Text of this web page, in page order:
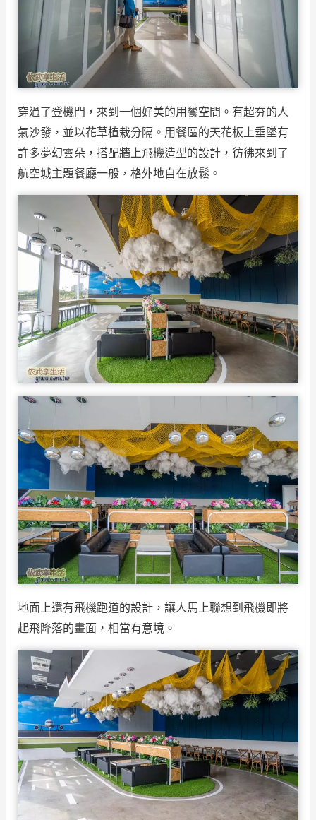
穿過了登機門，來到一個好美的用餐空間。有超夯的人
氣沙發，並以花草植栽分隔。用餐區的天花板上垂墜有
許多夢幻雲朵，搭配牆上飛機造型的設計，彷彿來到了
航空城主題餐廳一般，格外地自在放鬆。
地面上還有飛機跑道的設計，讓人馬上聯想到飛機即將
起飛降落的畫面，相當有意境。